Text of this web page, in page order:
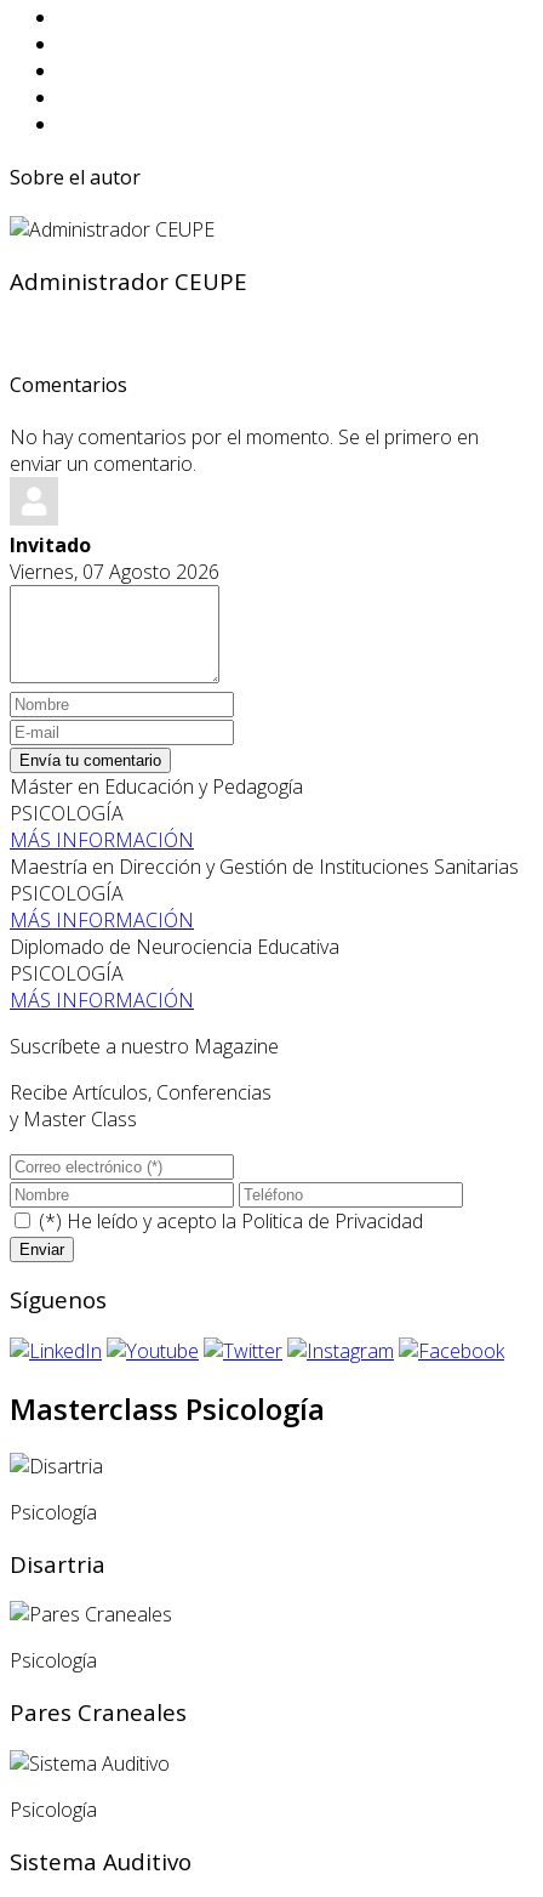
Sobre el autor
Administrador CEUPE
Comentarios
No hay comentarios por el momento. Se el primero en
enviar un comentario.
Invitado
Viernes, 07 Agosto 2026
Envía tu comentario
Máster en Educación y Pedagogía
PSICOLOGÍA
MÁS INFORMACIÓN
Maestría en Dirección y Gestión de Instituciones Sanitarias
PSICOLOGÍA
MÁS INFORMACIÓN
Diplomado de Neurociencia Educativa
PSICOLOGÍA
MÁS INFORMACIÓN
Suscríbete a nuestro Magazine
Recibe Artículos, Conferencias
y Master Class
(*) He leído y acepto la Politica de Privacidad
Síguenos
Masterclass Psicología
Psicología
Disartria
Psicología
Pares Craneales
Psicología
Sistema Auditivo